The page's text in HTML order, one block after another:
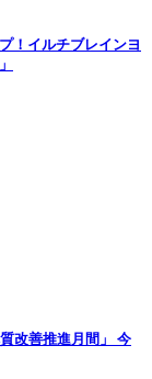
！イルチブレインヨ
改善推進月間」 今